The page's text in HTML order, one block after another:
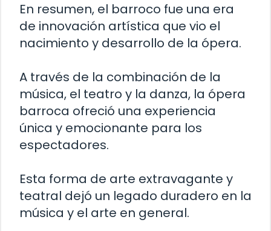
En resumen, el barroco fue una era
de innovación artística que vio el
nacimiento y desarrollo de la ópera.
A través de la combinación de la
música, el teatro y la danza, la ópera
barroca ofreció una experiencia
única y emocionante para los
espectadores.
Esta forma de arte extravagante y
teatral dejó un legado duradero en la
música y el arte en general.